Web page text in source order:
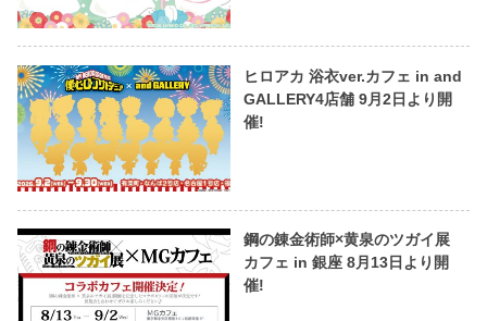
ヒロアカ 浴衣ver.カフェ in and
GALLERY4店舗 9月2日より開
催!
鋼の錬金術師×黄泉のツガイ展
カフェ in 銀座 8月13日より開
催!